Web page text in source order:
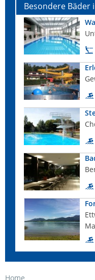
Besondere Bäder
Home